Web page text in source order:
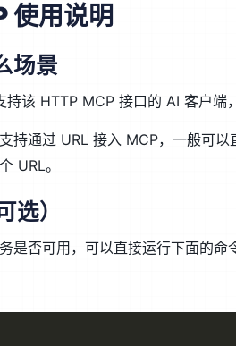
使用说明
场景
持该 HTTP MCP 接口的 AI 客户端
持通过 URL 接入 MCP，一般可
URL。
选）
是否可用，可以直接运行下面的命